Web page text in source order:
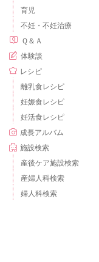
育児
不妊・不妊治療
Ｑ＆Ａ
体験談
レシピ
離乳食レシピ
妊娠食レシピ
妊活食レシピ
成長アルバム
施設検索
産後ケア施設検索
産婦人科検索
婦人科検索